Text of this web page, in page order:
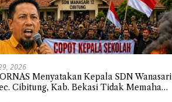
2026
Menyatakan Kepala SDN Wanasari
Cibitung, Kab. Bekasi Tidak Memahami